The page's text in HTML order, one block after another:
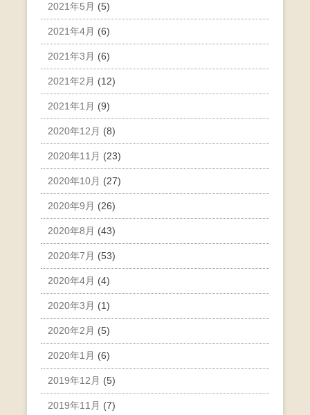
2021年5月 (5)
2021年4月 (6)
2021年3月 (6)
2021年2月 (12)
2021年1月 (9)
2020年12月 (8)
2020年11月 (23)
2020年10月 (27)
2020年9月 (26)
2020年8月 (43)
2020年7月 (53)
2020年4月 (4)
2020年3月 (1)
2020年2月 (5)
2020年1月 (6)
2019年12月 (5)
2019年11月 (7)